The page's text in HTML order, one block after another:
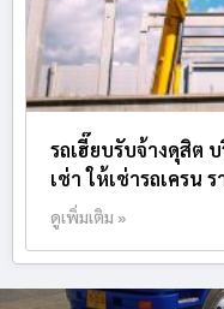
รถเฮี๊ยบรับจ้างดุสิต บ
เช่า ให้เช่ารถเครน ร
ดูเพิ่มเติม »